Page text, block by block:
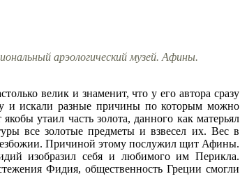
арэологический музей. Афины.
велик и знаменит, что у его автора сразу
и искали разные причины по которым можно
утаил часть золота, данного как матерьял
все золотые предметы и взвесел их. Вес в
Причиной этому послужил щит Афины.
изобразил себя и любимого им Перикла.
Фидия, общественность Греции смогли